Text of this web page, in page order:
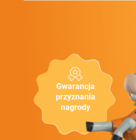
Gwarancja
przyznania
nagrody